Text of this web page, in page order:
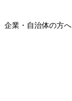
企業・自治体の方へ